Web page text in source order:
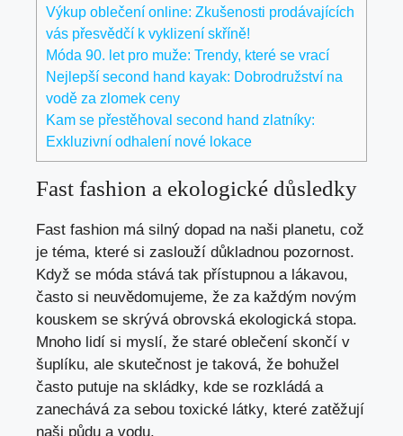
Výkup oblečení online: Zkušenosti prodávajících
vás přesvědčí k vyklizení skříně!
Móda 90. let pro muže: Trendy, které se vrací
Nejlepší second hand kayak: Dobrodružství na
vodě za zlomek ceny
Kam se přestěhoval second hand zlatníky:
Exkluzivní odhalení nové lokace
Fast fashion a ekologické důsledky
Fast fashion má silný dopad na naši planetu, což
je téma, které si zaslouží důkladnou pozornost.
Když se móda stává tak přístupnou a lákavou,
často si neuvědomujeme, že za každým novým
kouskem se skrývá obrovská ekologická stopa.
Mnoho lidí si myslí, že staré oblečení skončí v
šuplíku, ale skutečnost je taková, že bohužel
často putuje na skládky, kde se rozkládá a
zanechává za sebou toxické látky, které zatěžují
naši půdu a vodu.